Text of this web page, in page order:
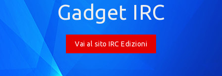
Gadget IRC
Vai al sito IRC Edizioni